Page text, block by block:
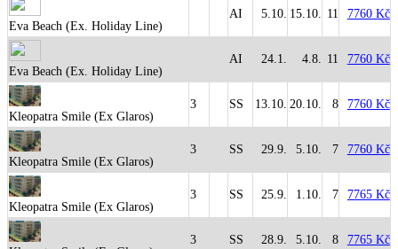
Eva Beach (Ex. Holiday Line)
AI 5.10. 15.10. 11 7760 Kč
Eva Beach (Ex. Holiday Line)
AI 24.1. 4.8. 11 7760 Kč
Kleopatra Smile (Ex Glaros)
3 SS 13.10. 20.10. 8 7760 Kč
Kleopatra Smile (Ex Glaros)
3 SS 29.9. 5.10. 7 7760 Kč
Kleopatra Smile (Ex Glaros)
3 SS 25.9. 1.10. 7 7765 Kč
3 SS 28.9. 5.10. 8 7765 Kč